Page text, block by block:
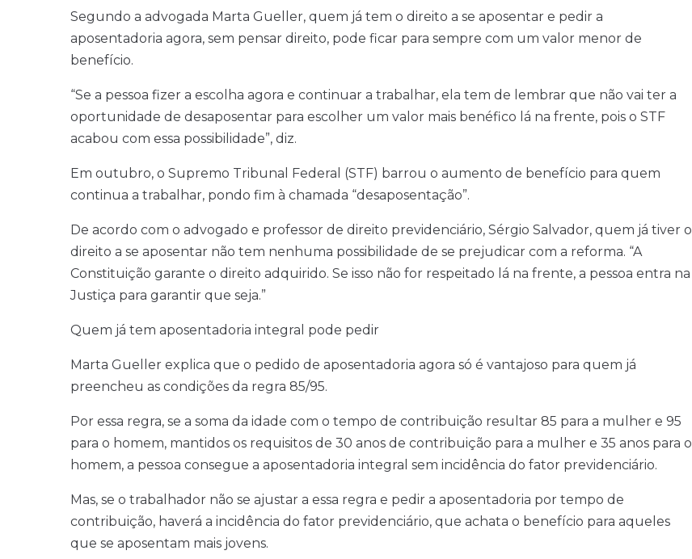
Segundo a advogada Marta Gueller, quem já tem o direito a se aposentar e pedir a
aposentadoria agora, sem pensar direito, pode ficar para sempre com um valor menor de
benefício.
“Se a pessoa fizer a escolha agora e continuar a trabalhar, ela tem de lembrar que não vai ter a
oportunidade de desaposentar para escolher um valor mais benéfico lá na frente, pois o STF
acabou com essa possibilidade”, diz.
Em outubro, o Supremo Tribunal Federal (STF) barrou o aumento de benefício para quem
continua a trabalhar, pondo fim à chamada “desaposentação”.
De acordo com o advogado e professor de direito previdenciário, Sérgio Salvador, quem já tiver o
direito a se aposentar não tem nenhuma possibilidade de se prejudicar com a reforma. “A
Constituição garante o direito adquirido. Se isso não for respeitado lá na frente, a pessoa entra na
Justiça para garantir que seja.”
Quem já tem aposentadoria integral pode pedir
Marta Gueller explica que o pedido de aposentadoria agora só é vantajoso para quem já
preencheu as condições da regra 85/95.
Por essa regra, se a soma da idade com o tempo de contribuição resultar 85 para a mulher e 95
para o homem, mantidos os requisitos de 30 anos de contribuição para a mulher e 35 anos para o
homem, a pessoa consegue a aposentadoria integral sem incidência do fator previdenciário.
Mas, se o trabalhador não se ajustar a essa regra e pedir a aposentadoria por tempo de
contribuição, haverá a incidência do fator previdenciário, que achata o benefício para aqueles
que se aposentam mais jovens.